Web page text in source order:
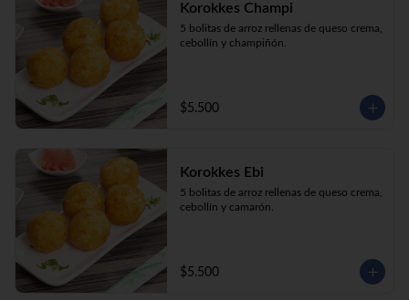
Korokkes Champi
5 bolitas de arroz rellenas de queso crema,
cebollín y champiñón.
$5.500
Korokkes Ebi
5 bolitas de arroz rellenas de queso crema,
cebollín y camarón.
$5.500